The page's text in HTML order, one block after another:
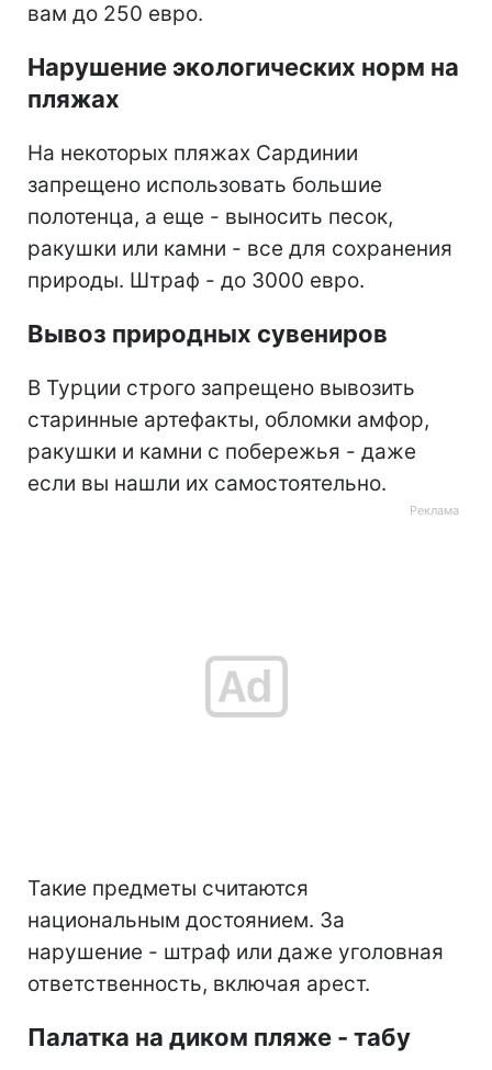
вам до 250 евро.
Нарушение экологических норм на
пляжах
На некоторых пляжах Сардинии
запрещено использовать большие
полотенца, а еще - выносить песок,
ракушки или камни - все для сохранения
природы. Штраф - до 3000 евро.
Вывоз природных сувениров
В Турции строго запрещено вывозить
старинные артефакты, обломки амфор,
ракушки и камни с побережья - даже
если вы нашли их самостоятельно.
Такие предметы считаются
национальным достоянием. За
нарушение - штраф или даже уголовная
ответственность, включая арест.
Палатка на диком пляже - табу